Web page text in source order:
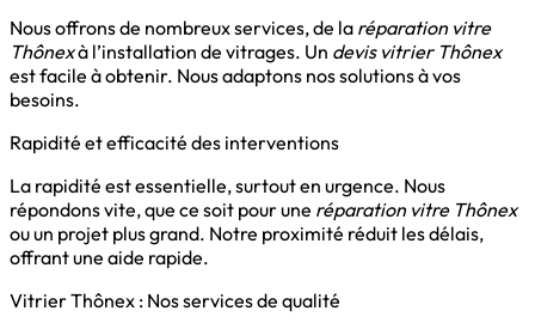
Nous offrons de nombreux services, de la réparation vitre
Thônexà l’installation de vitrages. Un devis vitrier Thônex
est facile à obtenir. Nous adaptons nos solutions à vos
besoins.
Rapidité et efficacité des interventions
La rapidité est essentielle, surtout en urgence. Nous
répondons vite, que ce soit pour une réparation vitre Thônex
ou un projet plus grand. Notre proximité réduit les délais,
offrant une aide rapide.
Vitrier Thônex : Nos services de qualité